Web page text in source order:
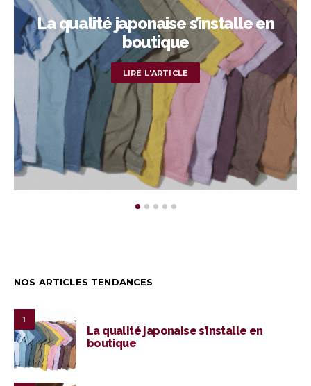
La qualité japonaise s’installe en
boutique
LIRE L'ARTICLE
NOS ARTICLES TENDANCES
1
La qualité japonaise s’installe en
boutique